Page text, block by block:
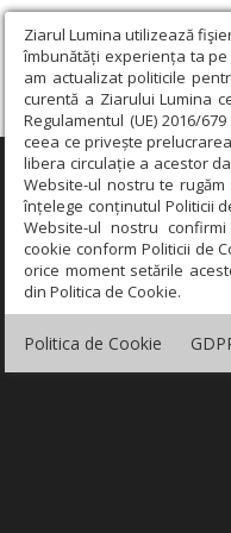
Ziarul Lumina utilizează
îmbunătăți experiența ta
am actualizat politicile
curentă a Ziarului Lumina
Regulamentul (UE) 2016/
ceea ce privește
libera circulație a acestor
Website-ul nostru te
înțelege conținutul Politicii
Website-ul nostru
cookie conform Politicii de
orice moment setările
din Politica de Cookie.
Politica de Cookie